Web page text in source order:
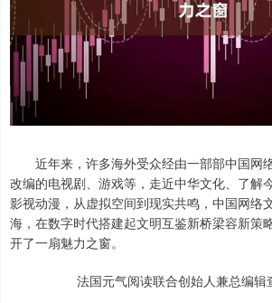
近年来，许多海外受众经由一部部中国网
改编的电视剧、游戏等，走近中华文化、了解
影视动漫，从虚拟空间到现实共鸣，中国网络
海，在数字时代搭建起文明互鉴新桥梁容新策
开了一扇魅力之窗。
法国元气阅读联合创始人兼总编